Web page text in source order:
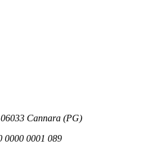
Cannara (PG)
0000 0001 089